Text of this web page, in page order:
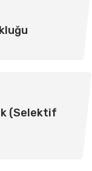
(Selektif